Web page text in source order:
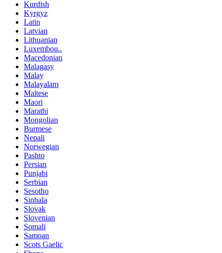
Kurdish
Kyrgyz
Latin
Latvian
Lithuanian
Luxembou..
Macedonian
Malagasy
Malay
Malayalam
Maltese
Maori
Marathi
Mongolian
Burmese
Nepali
Norwegian
Pashto
Persian
Punjabi
Serbian
Sesotho
Sinhala
Slovak
Slovenian
Somali
Samoan
Scots Gaelic